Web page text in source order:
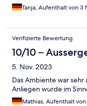
Tanja, Aufenthalt von 3
Verifizierte Bewertung
10/10 –
5. Nov. 2023
Das Ambiente war
Anliegen wurde im
Mathias, Aufenthalt